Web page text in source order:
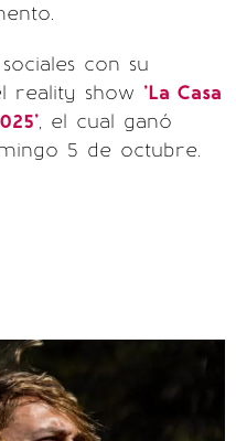
con su
reality show 'La Casa
, el cual ganó
5 de octubre.